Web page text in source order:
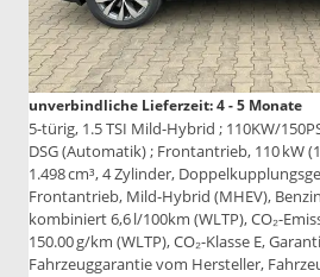
unverbindliche Lieferzeit: 4 - 5 Monate
5-türig, 1.5 TSI Mild-Hybrid ; 110KW/
DSG (Automatik) ; Frontantrieb, 110 kW
1.498 cm³, 4 Zylinder,
Frontantrieb, Mild-Hybrid (MHEV),
kombiniert 6,6 l/100km (WLTP), CO₂-
150.00 g/km (WLTP), CO₂-Klasse E,
Fahrzeuggarantie vom Hersteller,